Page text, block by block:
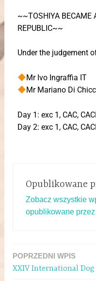
~~TOSHIYA BECAME
REPUBLIC~~
Under the judgement
Mr Ivo Ingraffia IT
Mr Mariano Di
Day 1: exc 1, CAC,
Day 2: exc 1, CAC,
Opublikowane
Zobacz wszystkie
opublikowane
POPRZEDNI WPIS
XXIV International Dog